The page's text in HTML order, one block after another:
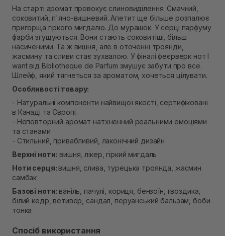
На старті аромат провокує слиновиділення. Смачний,
соковитий, п'яно-вишневий. Апетит ще більше розпалює
пригорща гіркого мигдалю. До мурашок. У серці парфуму
фарби згущуються. Вони стають соковитіші, більш
насиченими. Та ж вишня, але в оточенні троянди,
жасмину та сливи стає зухвалою. У фіналі феєрверк нот I
want від Bibliotheque de Parfum змушує забути про все.
Шлейф, який тягнеться за ароматом, хочеться цілувати.
Особливості товару:
- Натуральні компоненти найвищої якості, сертифіковані
в Канаді та Європі.
- Неповторний аромат натхненний реальними емоціями
та станами
- Стильний, привабливий, лаконічний дизайн
Верхні ноти: вишня, лікер, гіркий мигдаль
Ноти серця: вишня, слива, турецька троянда, жасмин
самбак
Базові ноти: ваніль, пачулі, кориця, бензоїн, гвоздика,
білий кедр, ветивер, сандал, перуанський бальзам, боби
тонка
Спосіб використання